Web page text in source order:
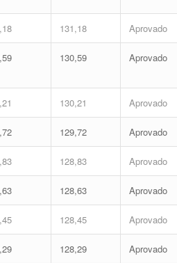
131,18 Aprovado
130,59 Aprovado
130,21 Aprovado
129,72 Aprovado
128,83 Aprovado
128,63 Aprovado
128,45 Aprovado
128,29 Aprovado